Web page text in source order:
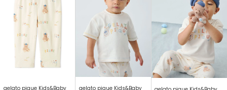
gelato pique Kids&Baby gelato pique Kids&Baby